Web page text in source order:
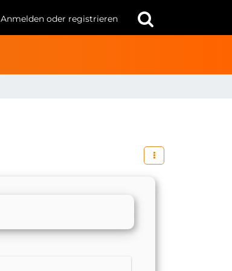
Anmelden oder registrieren